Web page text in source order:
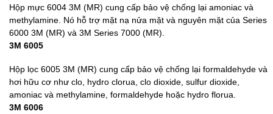
Hộp mực 6004 3M (MR) cung cấp bảo vệ chống lại amoniac và
methylamine. Nó hỗ trợ mặt nạ nửa mặt và nguyên mặt của Series
6000 3M (MR) và 3M Series 7000 (MR).
3M 6005
Hộp lọc 6005 3M (MR) cung cấp bảo vệ chống lại formaldehyde và
hơi hữu cơ như clo, hydro clorua, clo dioxide, sulfur dioxide,
amoniac và methylamine, formaldehyde hoặc hydro florua.
3M 6006